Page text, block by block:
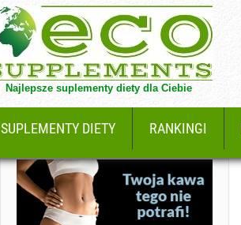
Najlepsze suplementy diety dla Ciebie
SUPLEMENTY DIETY RANKINGI